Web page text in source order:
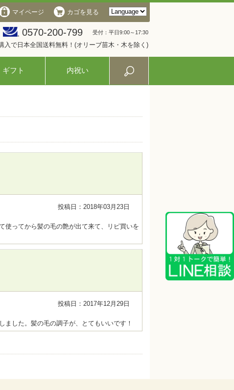
マイページ カゴを見る
0570-200-799 受付：平日9:00～17:30
入で日本全国送料無料！(オリーブ苗木・木を除く)
ギフト 内祝い
投稿日：2018年03月23日
使ってから髪の毛の艶が出て来て、リピ買いを
投稿日：2017年12月29日
した。髪の毛の調子が、とてもいいです！